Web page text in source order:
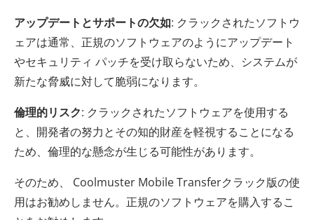
アップデートとサポートの欠如: クラックされたソフトウ
ェアは通常、正規のソフトウェアのようにアップデート
やセキュリティ パッチを受け取らないため、システムが
新たな脅威に対して脆弱になります。
倫理的リスク: クラックされたソフトウェアを使用する
と、開発者の努力とその知的財産を軽視することになる
ため、倫理的な懸念が生じる可能性があります。
そのため、 Coolmuster Mobile Transferクラック版の使
用はお勧めしません。正規のソフトウェアを購入するこ